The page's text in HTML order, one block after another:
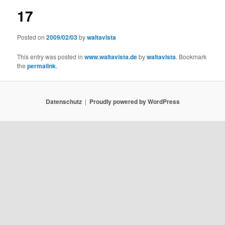
17
Posted on2009/02/03bywaltavista
This entry was posted inwww.waltavista.debywaltavista. Bookmark
thepermalink.
Datenschutz Proudly powered by WordPress